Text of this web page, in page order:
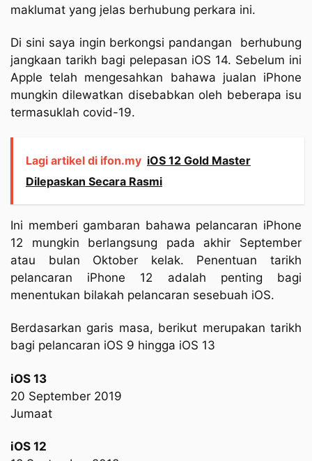
maklumat yang jelas berhubung perkara ini.
Di sini saya ingin berkongsi pandangan
berhubung
jangkaan tarikh bagi pelepasan iOS 14. Sebelum ini
Apple telah mengesahkan bahawa jualan iPhone
mungkin dilewatkan disebabkan oleh beberapa isu
termasuklah covid-19.
Lagi artikel di ifon.my iOS 12 Gold Master
Dilepaskan Secara Rasmi
Ini memberi gambaran bahawa pelancaran iPhone
12 mungkin berlangsung pada akhir September
atau bulan Oktober kelak. Penentuan tarikh
pelancaran iPhone 12 adalah penting bagi
menentukan bilakah pelancaran sesebuah iOS.
Berdasarkan garis masa, berikut merupakan tarikh
bagi pelancaran iOS 9 hingga iOS 13
iOS 13
20 September 2019
Jumaat
iOS 12